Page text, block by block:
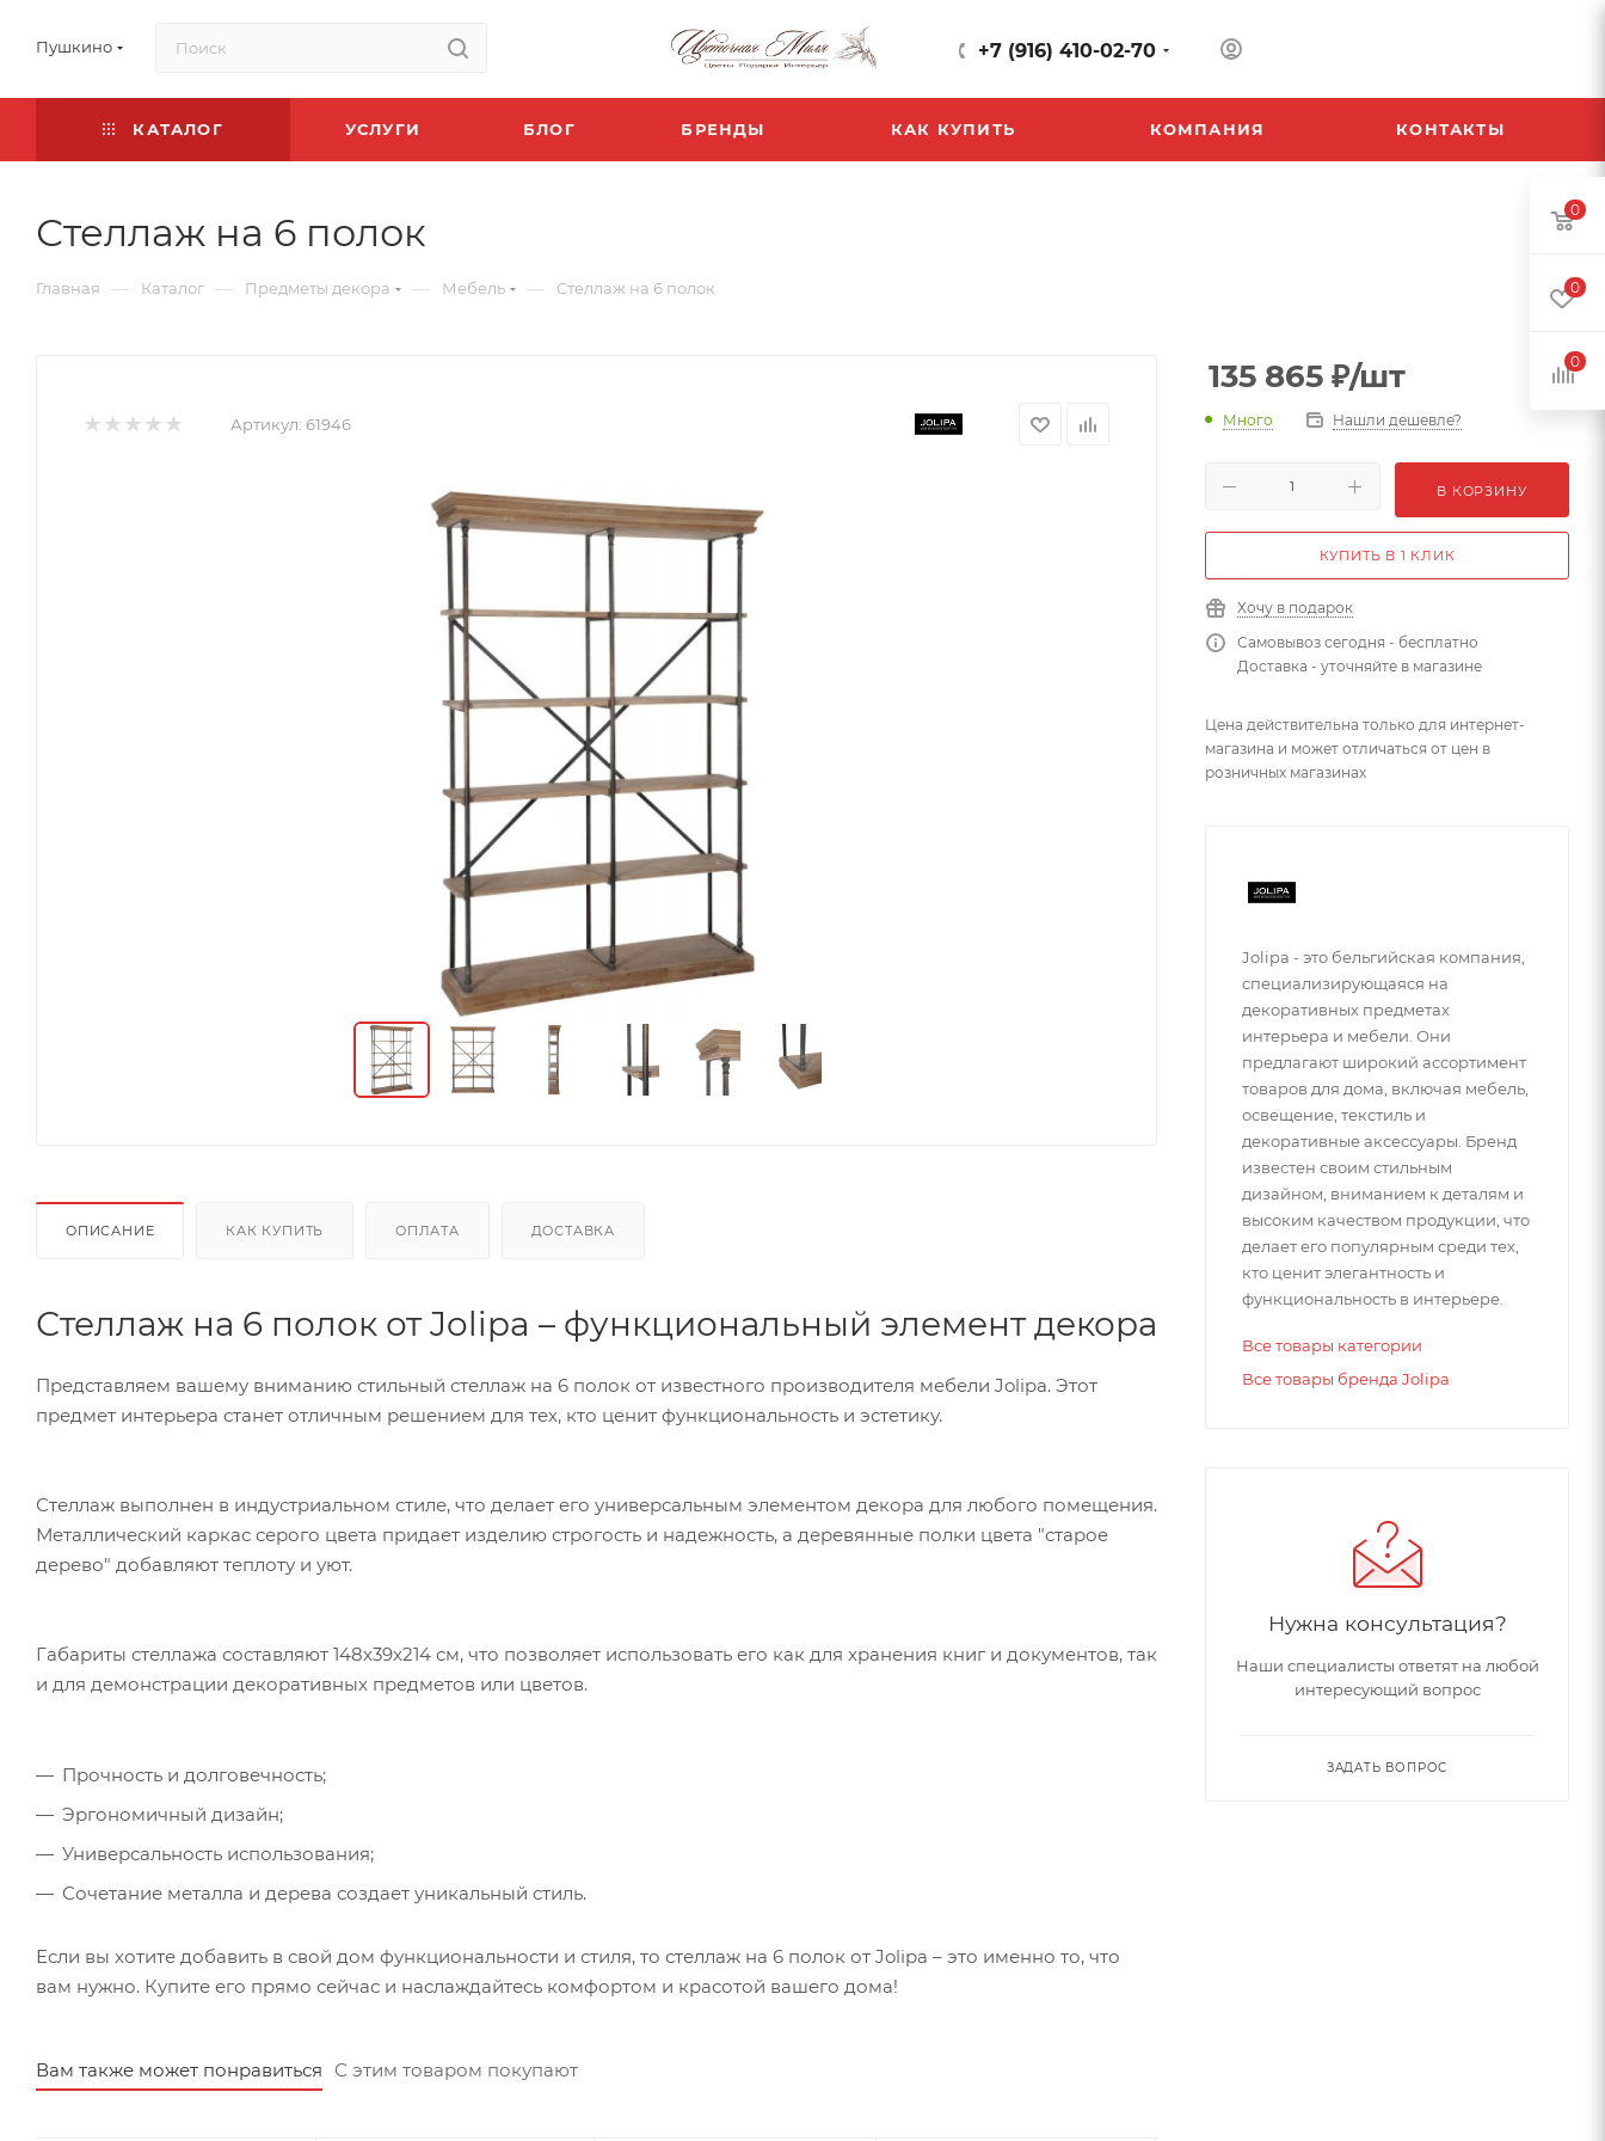
Пушкино +7 (916) 410-02-70
КАТАЛОГ УСЛУГИ БЛОГ БРЕНДЫ КАК КУПИТЬ КОМПАНИЯ КОНТАКТЫ
Стеллаж на 6 полок
Главная — Каталог — Предметы декора — Мебель — Стеллаж на 6 полок
Артикул: 61946
ОПИСАНИЕ КАК КУПИТЬ ОПЛАТА ДОСТАВКА
Стеллаж на 6 полок от Jolipa – функциональный элемент декора
Представляем вашему вниманию стильный стеллаж на 6 полок от известного производителя мебели Jolipa. Этот
предмет интерьера станет отличным решением для тех, кто ценит функциональность и эстетику.
Стеллаж выполнен в индустриальном стиле, что делает его универсальным элементом декора для любого помещения.
Металлический каркас серого цвета придает изделию строгость и надежность, а деревянные полки цвета "старое
дерево" добавляют теплоту и уют.
Габариты стеллажа составляют 148х39х214 см, что позволяет использовать его как для хранения книг и документов, так
и для демонстрации декоративных предметов или цветов.
Прочность и долговечность;
Эргономичный дизайн;
Универсальность использования;
Сочетание металла и дерева создает уникальный стиль.
Если вы хотите добавить в свой дом функциональности и стиля, то стеллаж на 6 полок от Jolipa – это именно то, что
вам нужно. Купите его прямо сейчас и наслаждайтесь комфортом и красотой вашего дома!
Вам также может понравиться С этим товаром покупают
135 865 ₽/шт
Много Нашли дешевле?
В КОРЗИНУ
КУПИТЬ В 1 КЛИК
Хочу в подарок
Самовывоз сегодня - бесплатно
Доставка - уточняйте в магазине
Цена действительна только для интернет-
магазина и может отличаться от цен в
розничных магазинах
Jolipa - это бельгийская компания,
специализирующаяся на
декоративных предметах
интерьера и мебели. Они
предлагают широкий ассортимент
товаров для дома, включая мебель,
освещение, текстиль и
декоративные аксессуары. Бренд
известен своим стильным
дизайном, вниманием к деталям и
высоким качеством продукции, что
делает его популярным среди тех,
кто ценит элегантность и
функциональность в интерьере.
Все товары категории
Все товары бренда Jolipa
Нужна консультация?
Наши специалисты ответят на любой
интересующий вопрос
ЗАДАТЬ ВОПРОС
0
0
0